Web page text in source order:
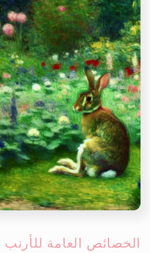
الخصائص العامة للأرنب